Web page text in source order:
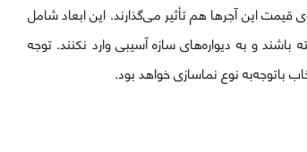
قیمت این آجرها هم تأثیر می‌گذارند. این ابعاد شامل
۲.۵ سانتی‌متر است تا وزن زیادی نداشته باشند و به دیواره‌های سازه آسیبی وارد نکنند. توجه
باتوجه‌به نوع نماسازی خواهد بود.